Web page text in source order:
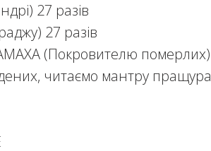
27 разів
27 разів
(Покровителю померлих)
читаємо мантру